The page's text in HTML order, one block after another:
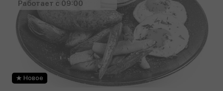
Работает с 09:00
Новое